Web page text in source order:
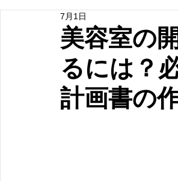
美容室の
るには？
計画書の
7月1日